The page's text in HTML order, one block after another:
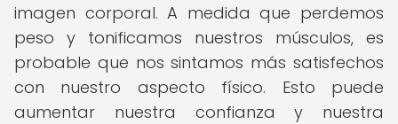
imagen corporal. A medida que perdemos
peso y tonificamos nuestros músculos, es
probable que nos sintamos más satisfechos
con nuestro aspecto físico. Esto puede
aumentar nuestra confianza y nuestra